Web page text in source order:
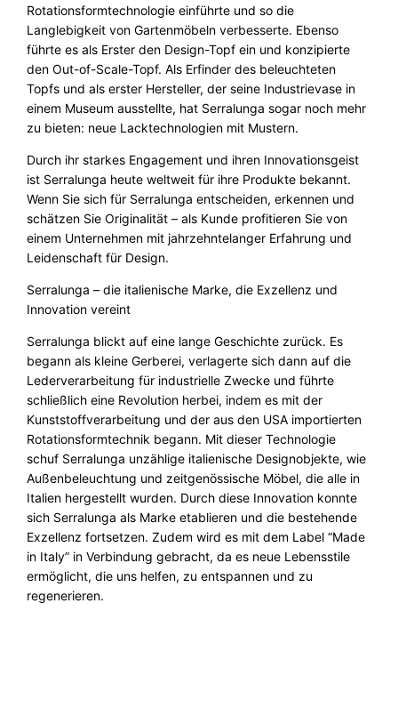
Rotationsformtechnologie einführte und so die
Langlebigkeit von Gartenmöbeln verbesserte. Ebenso
führte es als Erster den Design-Topf ein und konzipierte
den Out-of-Scale-Topf. Als Erfinder des beleuchteten
Topfs und als erster Hersteller, der seine Industrievase in
einem Museum ausstellte, hat Serralunga sogar noch mehr
zu bieten: neue Lacktechnologien mit Mustern.
Durch ihr starkes Engagement und ihren Innovationsgeist
ist Serralunga heute weltweit für ihre Produkte bekannt.
Wenn Sie sich für Serralunga entscheiden, erkennen und
schätzen Sie Originalität – als Kunde profitieren Sie von
einem Unternehmen mit jahrzehntelanger Erfahrung und
Leidenschaft für Design.
Serralunga – die italienische Marke, die Exzellenz und
Innovation vereint
Serralunga blickt auf eine lange Geschichte zurück. Es
begann als kleine Gerberei, verlagerte sich dann auf die
Lederverarbeitung für industrielle Zwecke und führte
schließlich eine Revolution herbei, indem es mit der
Kunststoffverarbeitung und der aus den USA importierten
Rotationsformtechnik begann. Mit dieser Technologie
schuf Serralunga unzählige italienische Designobjekte, wie
Außenbeleuchtung und zeitgenössische Möbel, die alle in
Italien hergestellt wurden. Durch diese Innovation konnte
sich Serralunga als Marke etablieren und die bestehende
Exzellenz fortsetzen. Zudem wird es mit dem Label “Made
in Italy” in Verbindung gebracht, da es neue Lebensstile
ermöglicht, die uns helfen, zu entspannen und zu
regenerieren.